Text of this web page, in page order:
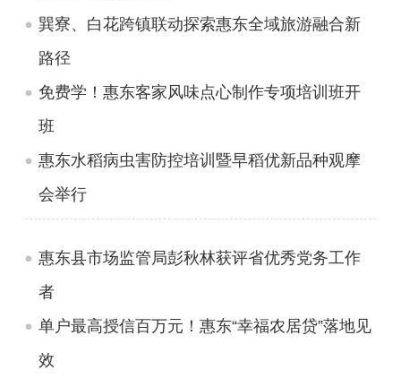
巽寮、白花跨镇联动探索惠东全域旅游融合新
路径
免费学！惠东客家风味点心制作专项培训班开
班
惠东水稻病虫害防控培训暨早稻优新品种观摩
会举行
惠东县市场监管局彭秋林获评省优秀党务工作
者
单户最高授信百万元！惠东“幸福农居贷”落地见
效